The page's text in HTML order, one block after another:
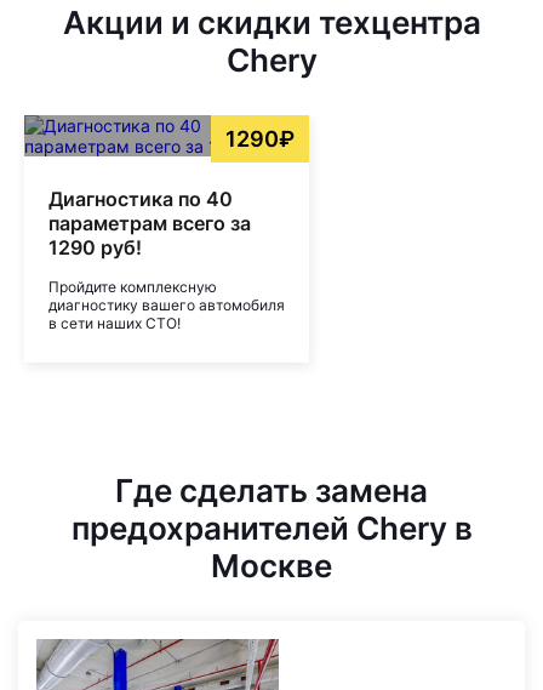
Акции и скидки техцентра
Chery
1290₽
Диагностика по 40
параметрам всего за
1290 руб!
Пройдите комплексную
диагностику вашего автомобиля
в сети наших СТО!
Где сделать замена
предохранителей Chery в
Москве